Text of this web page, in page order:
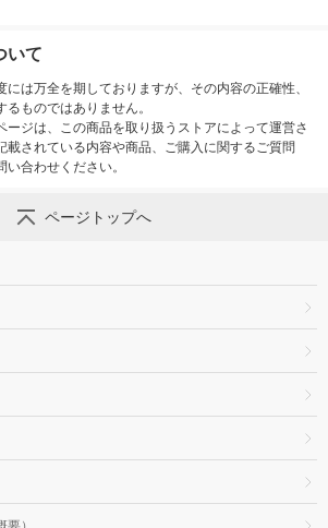
いて
は万全を期しておりますが、その内容の正確性、
ものではありません。
ージは、この商品を取り扱うストアによって運営さ
載されている内容や商品、ご購入に関するご質問
合わせください。
ページトップへ